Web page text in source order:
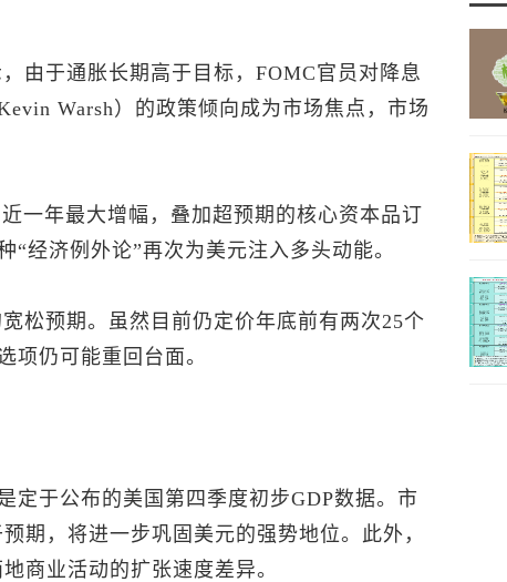
由于通胀长期高于目标，FOMC官员对降息
Warsh）的政策倾向成为市场焦点，市场
一年最大增幅，叠加超预期的核心资本品订
经济例外论”再次为美元注入多头动能。
松预期。虽然目前仍定价年底前有两次25个
项仍可能重回台面。
定于公布的美国第四季度初步GDP数据。市
期，将进一步巩固美元的强势地位。此外，
商业活动的扩张速度差异。